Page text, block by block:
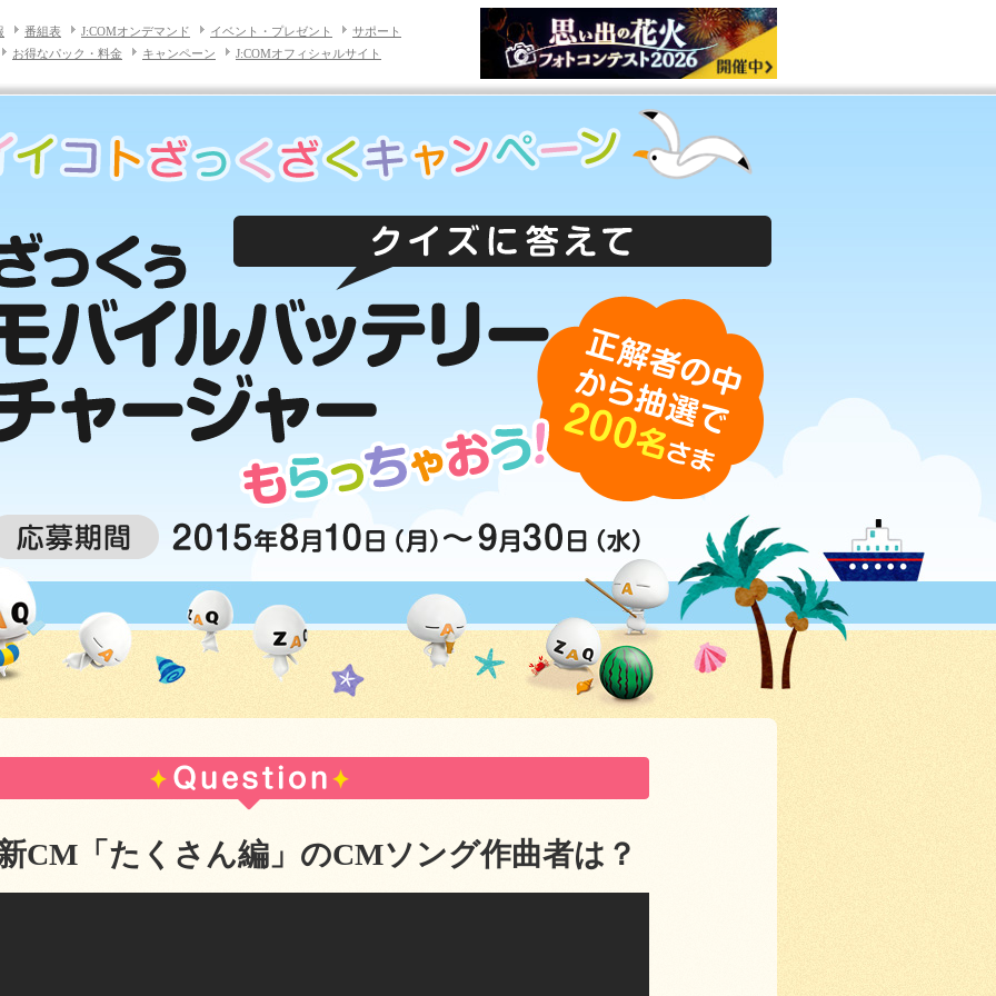
番組表 J:COMオンデマンド イベント・プレゼント
サポート
お得なパック・料金
キャンペーン J:COMオフィシャルサイト
CM「たくさん編」のCMソング作曲者は？